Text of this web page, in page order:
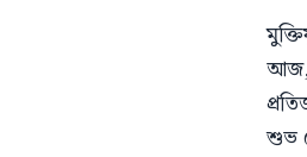
আজ,
শুভ